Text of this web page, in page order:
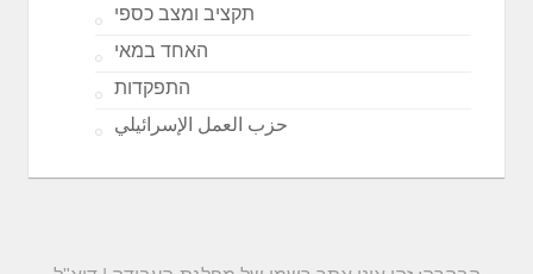
תקציב ומצב כספי
האחד במאי
התפקדות
حزب العمل الإسرائيلي